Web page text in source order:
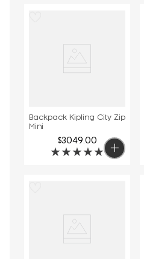
Backpack Kipling City Zip
Mini
$3049.00
★★★★★